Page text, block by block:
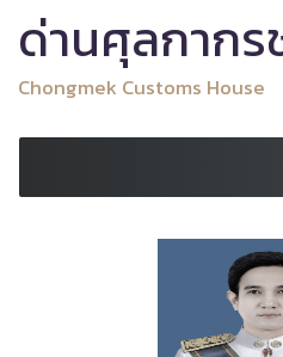
ด่านศุลกากร
Chongmek Customs House